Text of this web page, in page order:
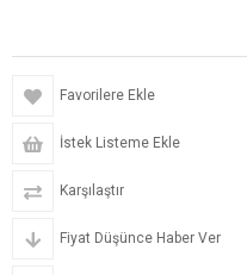
Favorilere Ekle
İstek Listeme Ekle
Karşılaştır
Fiyat Düşünce Haber Ver